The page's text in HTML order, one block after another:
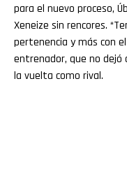
para el nuevo proceso,
Xeneize sin rencores.
pertenencia y más con
entrenador, que no dejó
la vuelta como rival.